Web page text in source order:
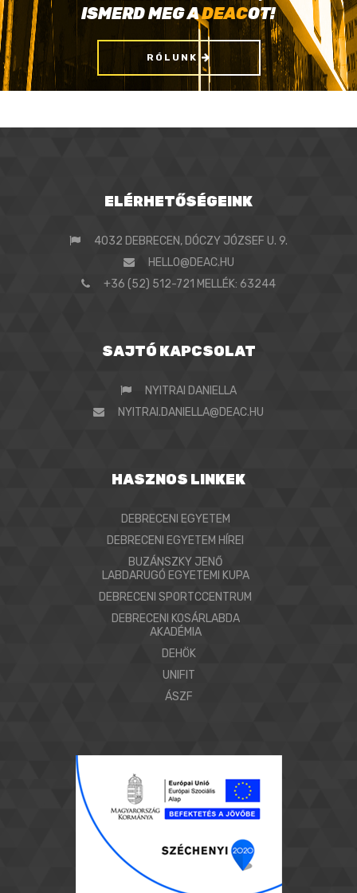
ISMERD MEG ADEACOT!
RÓLUNK
ELÉRHETŐSÉGEINK
4032 DEBRECEN, DÓCZY JÓZSEF U. 9.
HELLO@DEAC.HU
+36 (52) 512-721 MELLÉK: 63244
SAJTÓ KAPCSOLAT
NYITRAI DANIELLA
NYITRAI.DANIELLA@DEAC.HU
HASZNOS LINKEK
DEBRECENI EGYETEM
DEBRECENI EGYETEM HÍREI
BUZÁNSZKY JENŐ
LABDARUGÓ EGYETEMI KUPA
DEBRECENI SPORTCCENTRUM
DEBRECENI KOSÁRLABDA
AKADÉMIA
DEHÖK
UNIFIT
ÁSZF